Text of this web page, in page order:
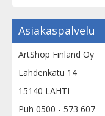
Asiakaspalvelu
ArtShop Finland Oy
Lahdenkatu 14
15140 LAHTI
Puh 0500 - 573 607